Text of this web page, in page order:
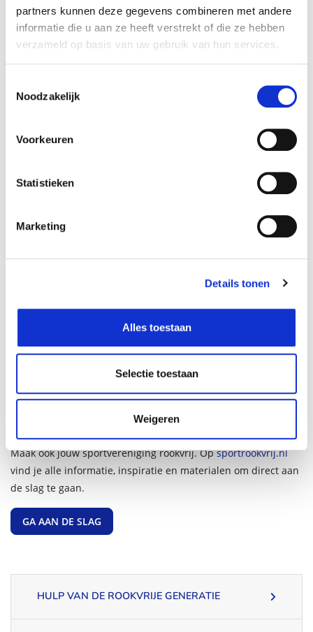
partners kunnen deze gegevens combineren met andere
informatie die u aan ze heeft verstrekt of die ze hebben
verzameld op basis van uw gebruik van hun services.
Noodzakelijk
Voorkeuren
Statistieken
Marketing
Details tonen
Alles toestaan
Selectie toestaan
Weigeren
10 TIPS VOOR EEN GEZONDERE
SPORTOMGEVING
Rookvrij
als gastvrij. Met een rookvrij sportterrein draag je bij aan een
gezonde en prettige omgeving, waarin iedereen met meer
plezier kan sporten en verblijven. Bovendien geef je als
waardevolle bijdrage aan een Rookvrije Generatie.
Maak ook jouw sportvereniging rookvrij. Opsportrookvrij.nl
vind je alle informatie, inspiratie en materialen om direct aan
de slag te gaan.
GA AAN DE SLAG
HULP VAN DE ROOKVRIJE GENERATIE